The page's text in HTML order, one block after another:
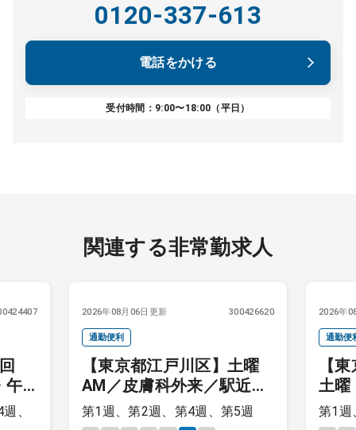
0120-337-613
電話をかける
受付時間：9:00〜18:00（平日）
関連する非常勤求人
午
、
2026年08月06日更新 300426620
通勤便利
【東京都江戸川区】土曜
AM／皮膚科外来／駅近ク
リニック
第1週、第2週、第4週、第5週
2026年
通勤便
【
土曜
来／
第1週